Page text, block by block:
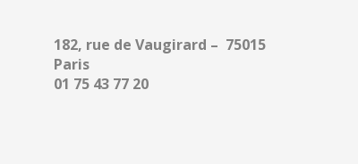
182, rue de Vaugirard – 75015
Paris
01 75 43 77 20